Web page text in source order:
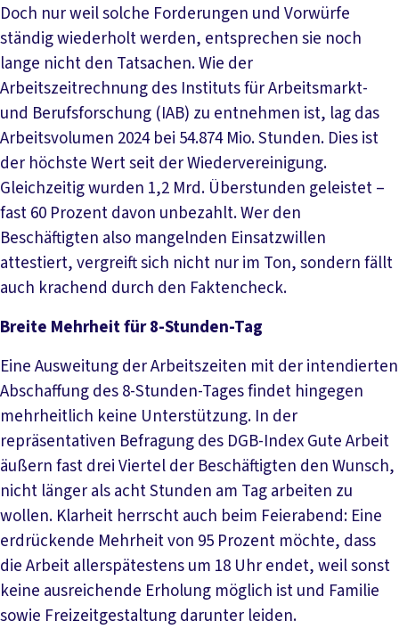
Doch nur weil solche Forderungen und Vorwürfe
ständig wiederholt werden, entsprechen sie noch
lange nicht den Tatsachen. Wie der
Arbeitszeitrechnung des Instituts für Arbeitsmarkt-
und Berufsforschung (IAB) zu entnehmen ist, lag das
Arbeitsvolumen 2024 bei 54.874 Mio. Stunden. Dies ist
der höchste Wert seit der Wiedervereinigung.
Gleichzeitig wurden 1,2 Mrd. Überstunden geleistet –
fast 60 Prozent davon unbezahlt. Wer den
Beschäftigten also mangelnden Einsatzwillen
attestiert, vergreift sich nicht nur im Ton, sondern fällt
auch krachend durch den Faktencheck.
Breite Mehrheit für 8-Stunden-Tag
Eine Ausweitung der Arbeitszeiten mit der intendierten
Abschaffung des 8-Stunden-Tages findet hingegen
mehrheitlich keine Unterstützung. In der
repräsentativen Befragung des DGB-Index Gute Arbeit
äußern fast drei Viertel der Beschäftigten den Wunsch,
nicht länger als acht Stunden am Tag arbeiten zu
wollen. Klarheit herrscht auch beim Feierabend: Eine
erdrückende Mehrheit von 95 Prozent möchte, dass
die Arbeit allerspätestens um 18 Uhr endet, weil sonst
keine ausreichende Erholung möglich ist und Familie
sowie Freizeitgestaltung darunter leiden.